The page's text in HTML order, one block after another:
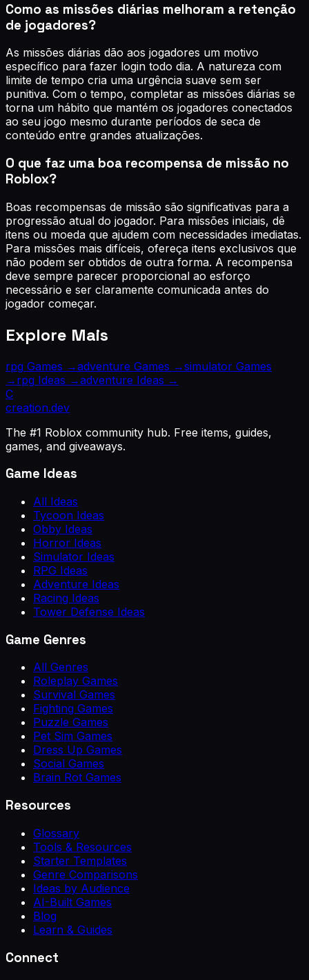
Como as missões diárias melhoram a retenção
de jogadores?
As missões diárias dão aos jogadores um motivo
específico para fazer login todo dia. A natureza com
limite de tempo cria uma urgência suave sem ser
punitiva. Com o tempo, completar as missões diárias se
torna um hábito que mantém os jogadores conectados
ao seu jogo mesmo durante períodos de seca de
conteúdo entre grandes atualizações.
O que faz uma boa recompensa de missão no
Roblox?
Boas recompensas de missão são significativas para a
progressão atual do jogador. Para missões iniciais, dê
itens ou moeda que ajudem com necessidades imediatas.
Para missões mais difíceis, ofereça itens exclusivos que
não podem ser obtidos de outra forma. A recompensa
deve sempre parecer proporcional ao esforço
necessário e ser claramente comunicada antes do
jogador começar.
Explore Mais
rpg Games →adventure Games →simulator Games
→ rpg Ideas →adventure Ideas →
C
creation.dev
The #1 Roblox community hub. Free items, guides,
games, and giveaways.
Game Ideas
All Ideas
Tycoon Ideas
Obby Ideas
Horror Ideas
Simulator Ideas
RPG Ideas
Adventure Ideas
Racing Ideas
Tower Defense Ideas
Game Genres
All Genres
Roleplay Games
Survival Games
Fighting Games
Puzzle Games
Pet Sim Games
Dress Up Games
Social Games
Brain Rot Games
Resources
Glossary
Tools & Resources
Starter Templates
Genre Comparisons
Ideas by Audience
AI-Built Games
Blog
Learn & Guides
Connect